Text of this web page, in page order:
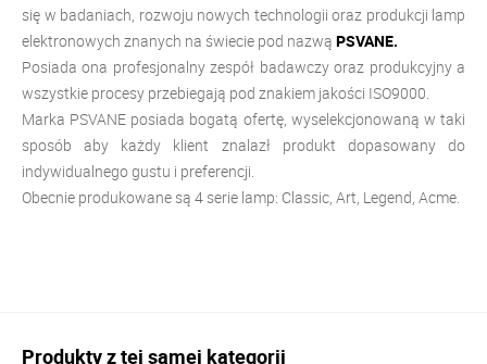
się w badaniach, rozwoju nowych technologii oraz produkcji lamp
elektronowych znanych na świecie pod nazwą PSVANE.
Posiada ona profesjonalny zespół badawczy oraz produkcyjny a
wszystkie procesy przebiegają pod znakiem jakości ISO9000.
Marka PSVANE posiada bogatą ofertę, wyselekcjonowaną w taki
sposób aby każdy klient znalazł produkt dopasowany do
indywidualnego gustu i preferencji.
Obecnie produkowane są 4 serie lamp: Classic, Art, Legend, Acme.
Produkty z tej samej kategorii